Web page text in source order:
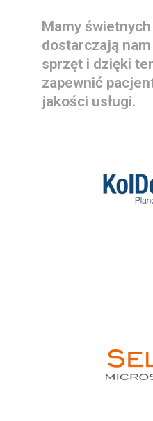
Mamy
dostarczają
sprzęt i dzięki
zapewnić
jakości usługi.